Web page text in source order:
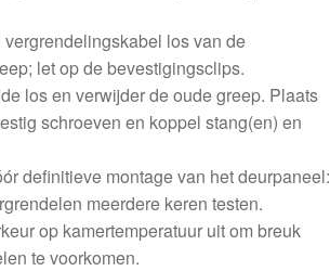
los van de
let op de bevestigingsclips.
los en verwijder de oude greep. Plaats
schroeven en koppel stang(en) en
definitieve montage van het deurpaneel:
meerdere keren testen.
op kamertemperatuur uit om breuk
te voorkomen.